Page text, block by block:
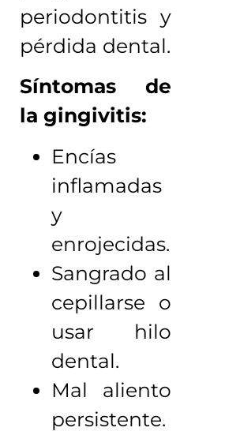
periodontitis y
pérdida dental.
Síntomas de
la gingivitis:
Encías
inflamadas
y
enrojecidas.
Sangrado al
cepillarse o
usar hilo
dental.
Mal aliento
persistente.